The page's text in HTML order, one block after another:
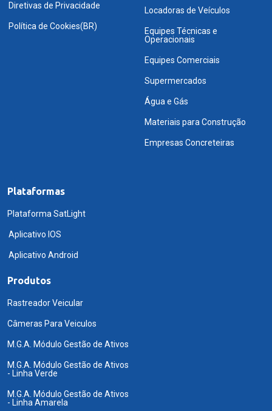
Diretivas de Privacidade
Política de Cookies(BR)
Locadoras de Veículos
Equipes Técnicas e
Operacionais
Equipes Comerciais
Supermercados
Água e Gás
Materiais para Construção
Empresas Concreteiras
Plataformas
Plataforma SatLight
Aplicativo IOS
Aplicativo Android
Produtos
Rastreador Veicular
Câmeras Para Veiculos
M.G.A. Módulo Gestão de Ativos
M.G.A. Módulo Gestão de Ativos
- Linha Verde
M.G.A. Módulo Gestão de Ativos
- Linha Amarela